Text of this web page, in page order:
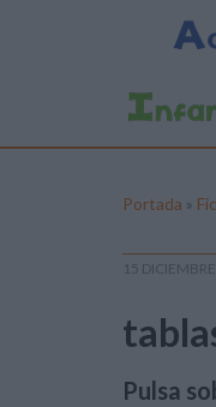
Portada »
15
Pulsa